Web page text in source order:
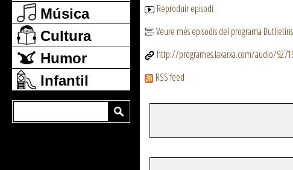
Música
Cultura
Humor
Infantil
Reproduir episodi
Veure més episodis del programa
http://programes.laxarxa.com/audio/
RSS feed